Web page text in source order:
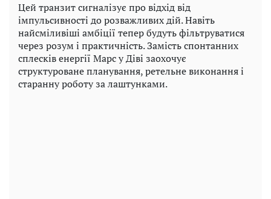
Цей транзит сигналізує про відхід від
імпульсивності до розважливих дій. Навіть
найсміливіші амбіції тепер будуть фільтруватися
через розум і практичність. Замість спонтанних
сплесків енергії Марс у Діві заохочує
структуроване планування, ретельне виконання і
старанну роботу за лаштунками.